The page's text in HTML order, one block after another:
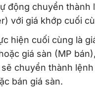
động chuyển thành
với giá khớp cuối
hiện cuối cùng là
giá sàn (MP
chuyển thành lệnh
bán giá sàn.